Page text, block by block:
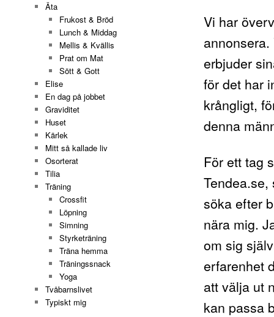
Vi har
erbjuder
för det har
krångligt,
denna
För ett tag
Tendea.se,
söka efter
nära mig.
om sig
erfarenhet
att välja ut
kan passa
Äta
Frukost & Bröd
Lunch & Middag
Mellis & Kvällis
Prat om Mat
Sött & Gott
Elise
En dag på jobbet
Graviditet
Huset
Kärlek
Mitt så kallade liv
Osorterat
Tilia
Träning
Crossfit
Löpning
Simning
Styrketräning
Träna hemma
Träningssnack
Yoga
Tvåbarnslivet
Typiskt mig